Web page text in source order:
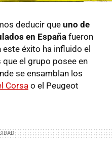
deducir queuno de
en España fueron
éxito ha influido el
el grupo posee en
se ensamblan los
Corsao el Peugeot